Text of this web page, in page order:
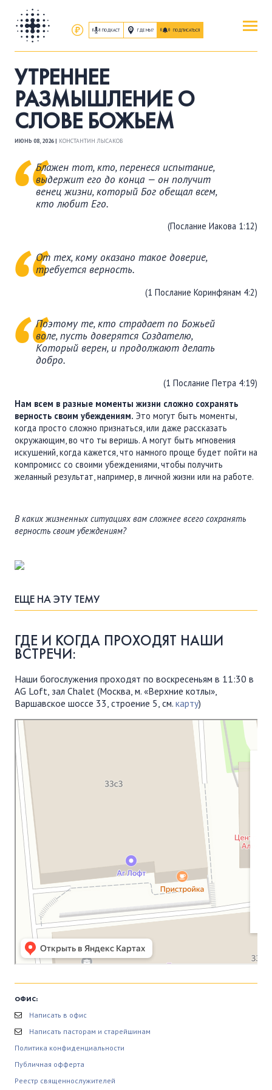
ПОДКАСТ ГДЕ МЫ? ПОДПИСАТЬСЯ
ПОВЕРИТЬ
ОБ ИИСУСЕ ХРИСТЕ
ПОСЕТИТЬ
КАК ПРОЕХАТЬ
ПРИСОЕДИНИТЬСЯ
ЗАНЯТИЯ|ГРУППЫ|СЛУЖЕНИЯ
ПОСЛУШАТЬ
ПОДДЕРЖАТЬ
ДЕНЬГИ
УТРЕННЕЕ
РАЗМЫШЛЕНИЕ О
СЛОВЕ БОЖЬЕМ
ИЮНЬ 08, 2026 | КОНСТАНТИН ЛЫСАКОВ
Блажен тот, кто, перенеся испытание,
выдержит его до конца — он получит
венец жизни, который Бог обещал всем,
кто любит Его.
(Послание Иакова 1:12)
От тех, кому оказано такое доверие,
требуется верность.
(1 Послание Коринфянам 4:2)
Поэтому те, кто страдает по Божьей
воле, пусть доверятся Создателю,
Который верен, и продолжают делать
добро.
(1 Послание Петра 4:19)
Нам всем в разные моменты жизни сложно сохранять
верность своим убеждениям. Это могут быть моменты,
когда просто сложно признаться, или даже рассказать
окружающим, во что ты веришь. А могут быть мгновения
искушений, когда кажется, что намного проще будет пойти на
компромисс со своими убеждениями, чтобы получить
желанный результат, например, в личной жизни или на работе.
В каких жизненных ситуациях вам сложнее всего сохранять
верность своим убеждениям?
ЕЩЕ НА ЭТУ ТЕМУ
ГДЕ И КОГДА ПРОХОДЯТ НАШИ
ВСТРЕЧИ:
Наши богослужения проходят по воскресеньям в 11:30 в
AG Loft, зал Chalet (Москва, м. «Верхние котлы»,
Варшавское шоссе 33, строение 5, см. карту)
Московская Библейская Церковь
Протестантская церковь в Москве
ОФИС:
Написать в офис
Написать пасторам и старейшинам
Политика конфиденциальности
Публичная офферта
Реестр священнослужителей